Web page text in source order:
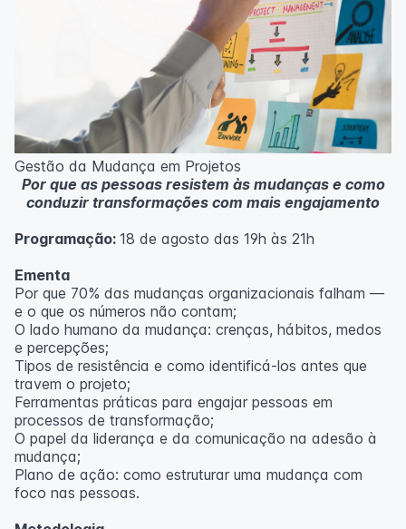
Ferramentas essenciais: 5 Porquês, Ishikawa e voz do
Casos práticos de melhoria em processos
administrativos e operacionais;
Próximos passos na jornada Lean Seis Sigma: do White
Metodologia
100% da carga horária do curso são realizadas com
aulas ao vivo.
As aulas podem ser assistidas por computador, celular
ou tablet.
Outras informações
inscritos serão avisados ​​antecipadamente.
O IPETEC reserva-se o direito de não realizar o curso
caso não atinja o número mínimo de 20 inscritos.
Professor(a):
Gestão da Mudança em Projetos
Por que as pessoas resistem às mudanças e como
conduzir transformações com mais engajamento
Programação: 18 de agosto das 19h às 21h
Ementa
Por que 70% das mudanças organizacionais falham —
e o que os números não contam;
O lado humano da mudança: crenças, hábitos, medos
e percepções;
Tipos de resistência e como identificá-los antes que
travem o projeto;
Ferramentas práticas para engajar pessoas em
processos de transformação;
O papel da liderança e da comunicação na adesão à
mudança;
Plano de ação: como estruturar uma mudança com
foco nas pessoas.